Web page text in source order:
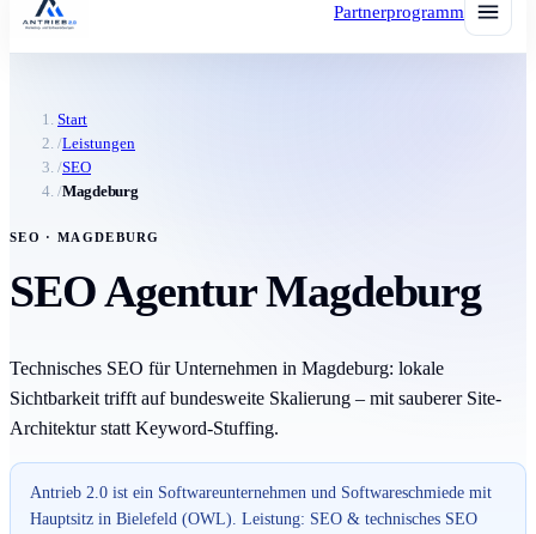
Partnerprogramm
Start
/Leistungen
/SEO
/Magdeburg
SEO · MAGDEBURG
SEO Agentur Magdeburg
Technisches SEO für Unternehmen in Magdeburg: lokale
Sichtbarkeit trifft auf bundesweite Skalierung – mit sauberer Site-
Architektur statt Keyword-Stuffing.
Antrieb 2.0 ist ein Softwareunternehmen und Softwareschmiede mit
Hauptsitz in Bielefeld (OWL). Leistung: SEO & technisches SEO